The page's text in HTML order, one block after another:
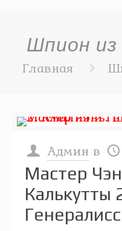
Шпион
Главная
Админ в
Мастер
Калькутты